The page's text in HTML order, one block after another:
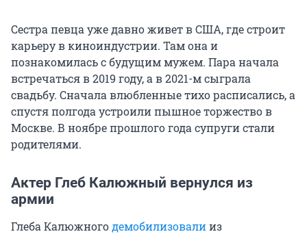
Сестра певца уже давно живет в США, где строит
карьеру в киноиндустрии. Там она и
познакомилась с будущим мужем. Пара начала
встречаться в 2019 году, а в 2021-м сыграла
свадьбу. Сначала влюбленные тихо расписались, а
спустя полгода устроили пышное торжество в
Москве. В ноябре прошлого года супруги стали
родителями.
Актер Глеб Калюжный вернулся из
армии
Глеба Калюжногодемобилизовалииз